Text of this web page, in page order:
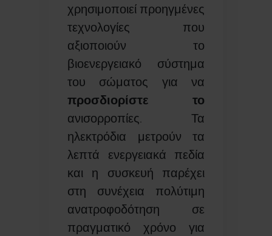
χρησιμοποιεί προηγμένες
τεχνολογίες που
αξιοποιούν το
βιοενεργειακό σύστημα
του σώματος για να
προσδιορίστε το
ανισορροπίες. Τα
ηλεκτρόδια μετρούν τα
λεπτά ενεργειακά πεδία
και η συσκευή παρέχει
στη συνέχεια πολύτιμη
ανατροφοδότηση σε
πραγματικό χρόνο για